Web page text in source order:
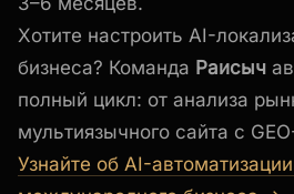
Хотите настроить AI-
бизнеса? Команда Раисыч
полный цикл: от анализа
мультиязычного сайта с
Узнайте об AI-